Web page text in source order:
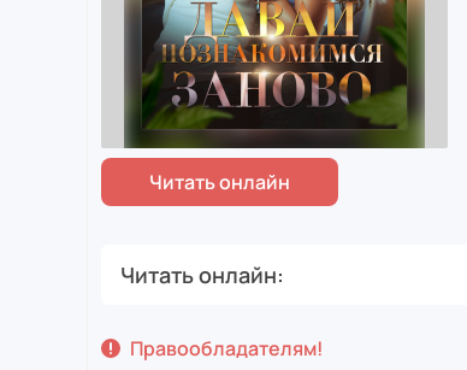
Читать онлайн
Правообладателям!